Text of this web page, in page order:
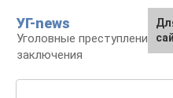
контенту
УГ-news
Уголовные преступления,
заключения